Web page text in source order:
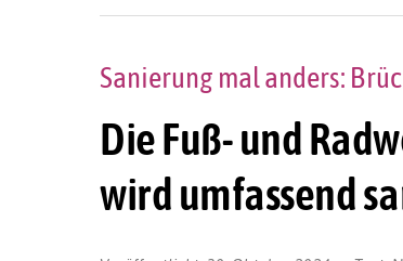
Die Fuß- und
wird umfassend
Sanierung mal anders: